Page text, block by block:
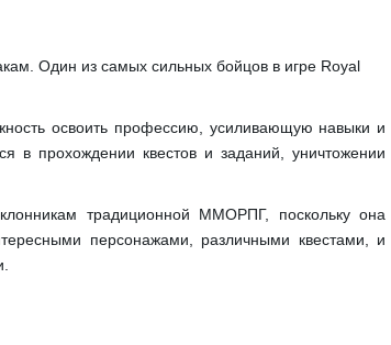
Один из самых сильных бойцов в игре Royal
освоить профессию, усиливающую навыки и
в прохождении квестов и заданий, уничтожении
традиционной ММОРПГ, поскольку она
персонажами, различными квестами, и